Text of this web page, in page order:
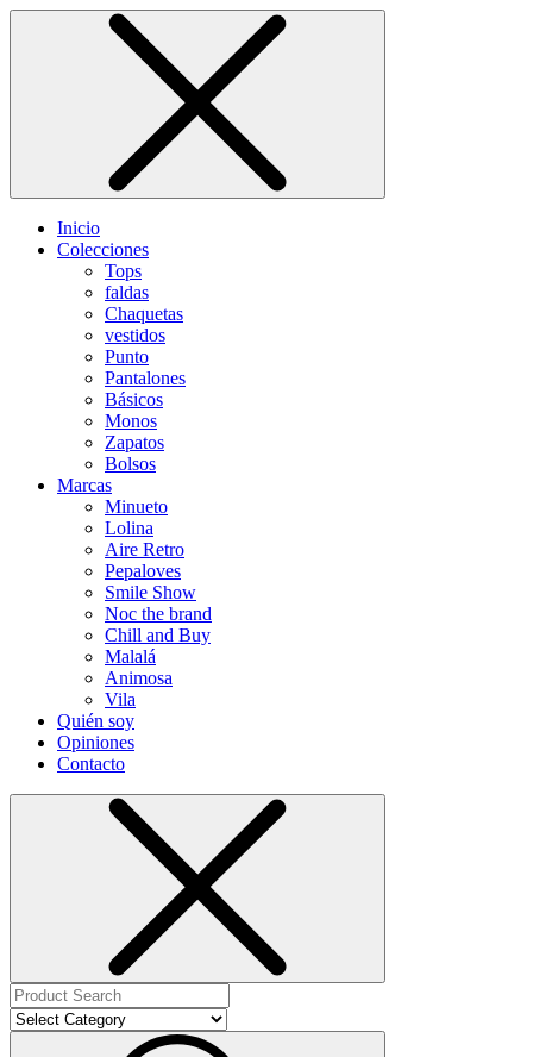
Inicio
Colecciones
Tops
faldas
Chaquetas
vestidos
Punto
Pantalones
Básicos
Monos
Zapatos
Bolsos
Marcas
Minueto
Lolina
Aire Retro
Pepaloves
Smile Show
Noc the brand
Chill and Buy
Malalá
Animosa
Vila
Quién soy
Opiniones
Contacto